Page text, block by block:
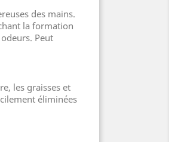
des mains.
la formation
Peut
les graisses et
éliminées